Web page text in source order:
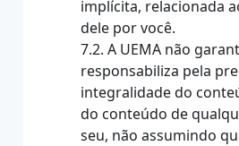
implícita, relacionada
dele por você.
7.2. A UEMA não
responsabiliza pela
integralidade do
do conteúdo de
seu, não assumindo